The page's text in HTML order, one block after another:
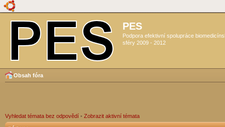
PES
Podpora efektivní spolupráce
sféry 2009 - 2012
Obsah fóra
Vyhledat témata bez odpovědí • Zobrazit aktivní témata